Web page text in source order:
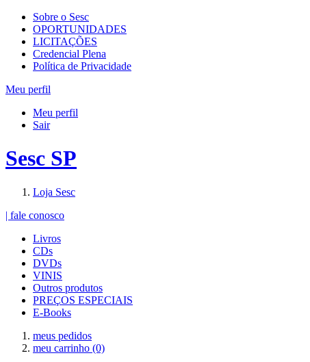
Sobre o Sesc
OPORTUNIDADES
LICITAÇÕES
Credencial Plena
Política de Privacidade
Meu perfil
Meu perfil
Sair
Sesc SP
Loja Sesc
| fale conosco
Livros
CDs
DVDs
VINIS
Outros produtos
PREÇOS ESPECIAIS
E-Books
meus pedidos
meu carrinho (0)